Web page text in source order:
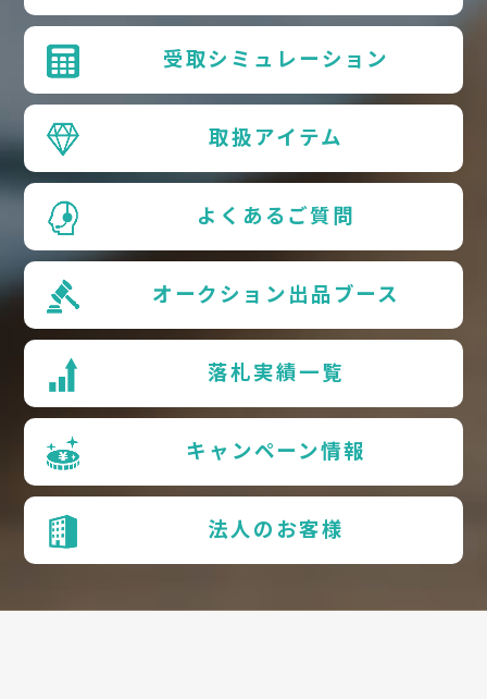
受取シミュレーション
取扱アイテム
よくあるご質問
オークション出品ブース
落札実績一覧
キャンペーン情報
法人のお客様